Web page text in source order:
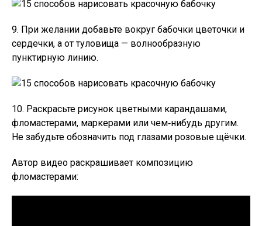
9. При желании добавьте вокруг бабочки цветочки и
сердечки, а от туловища — волнообразную
пунктирную линию.
10. Раскрасьте рисунок цветными карандашами,
фломастерами, маркерами или чем‑нибудь другим.
Не забудьте обозначить под глазами розовые щёчки.
Автор видео раскрашивает композицию
фломастерами: